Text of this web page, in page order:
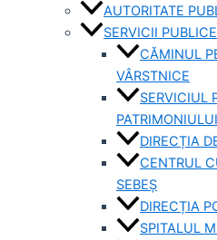
AUTORITATE
SERVICII
CĂMINUL
VÂRSTNICE
SERVICIUL
PATRIMONIULUI
DIRECȚIA
CENTRUL
SEBEȘ
DIRECȚIA
SPITALUL